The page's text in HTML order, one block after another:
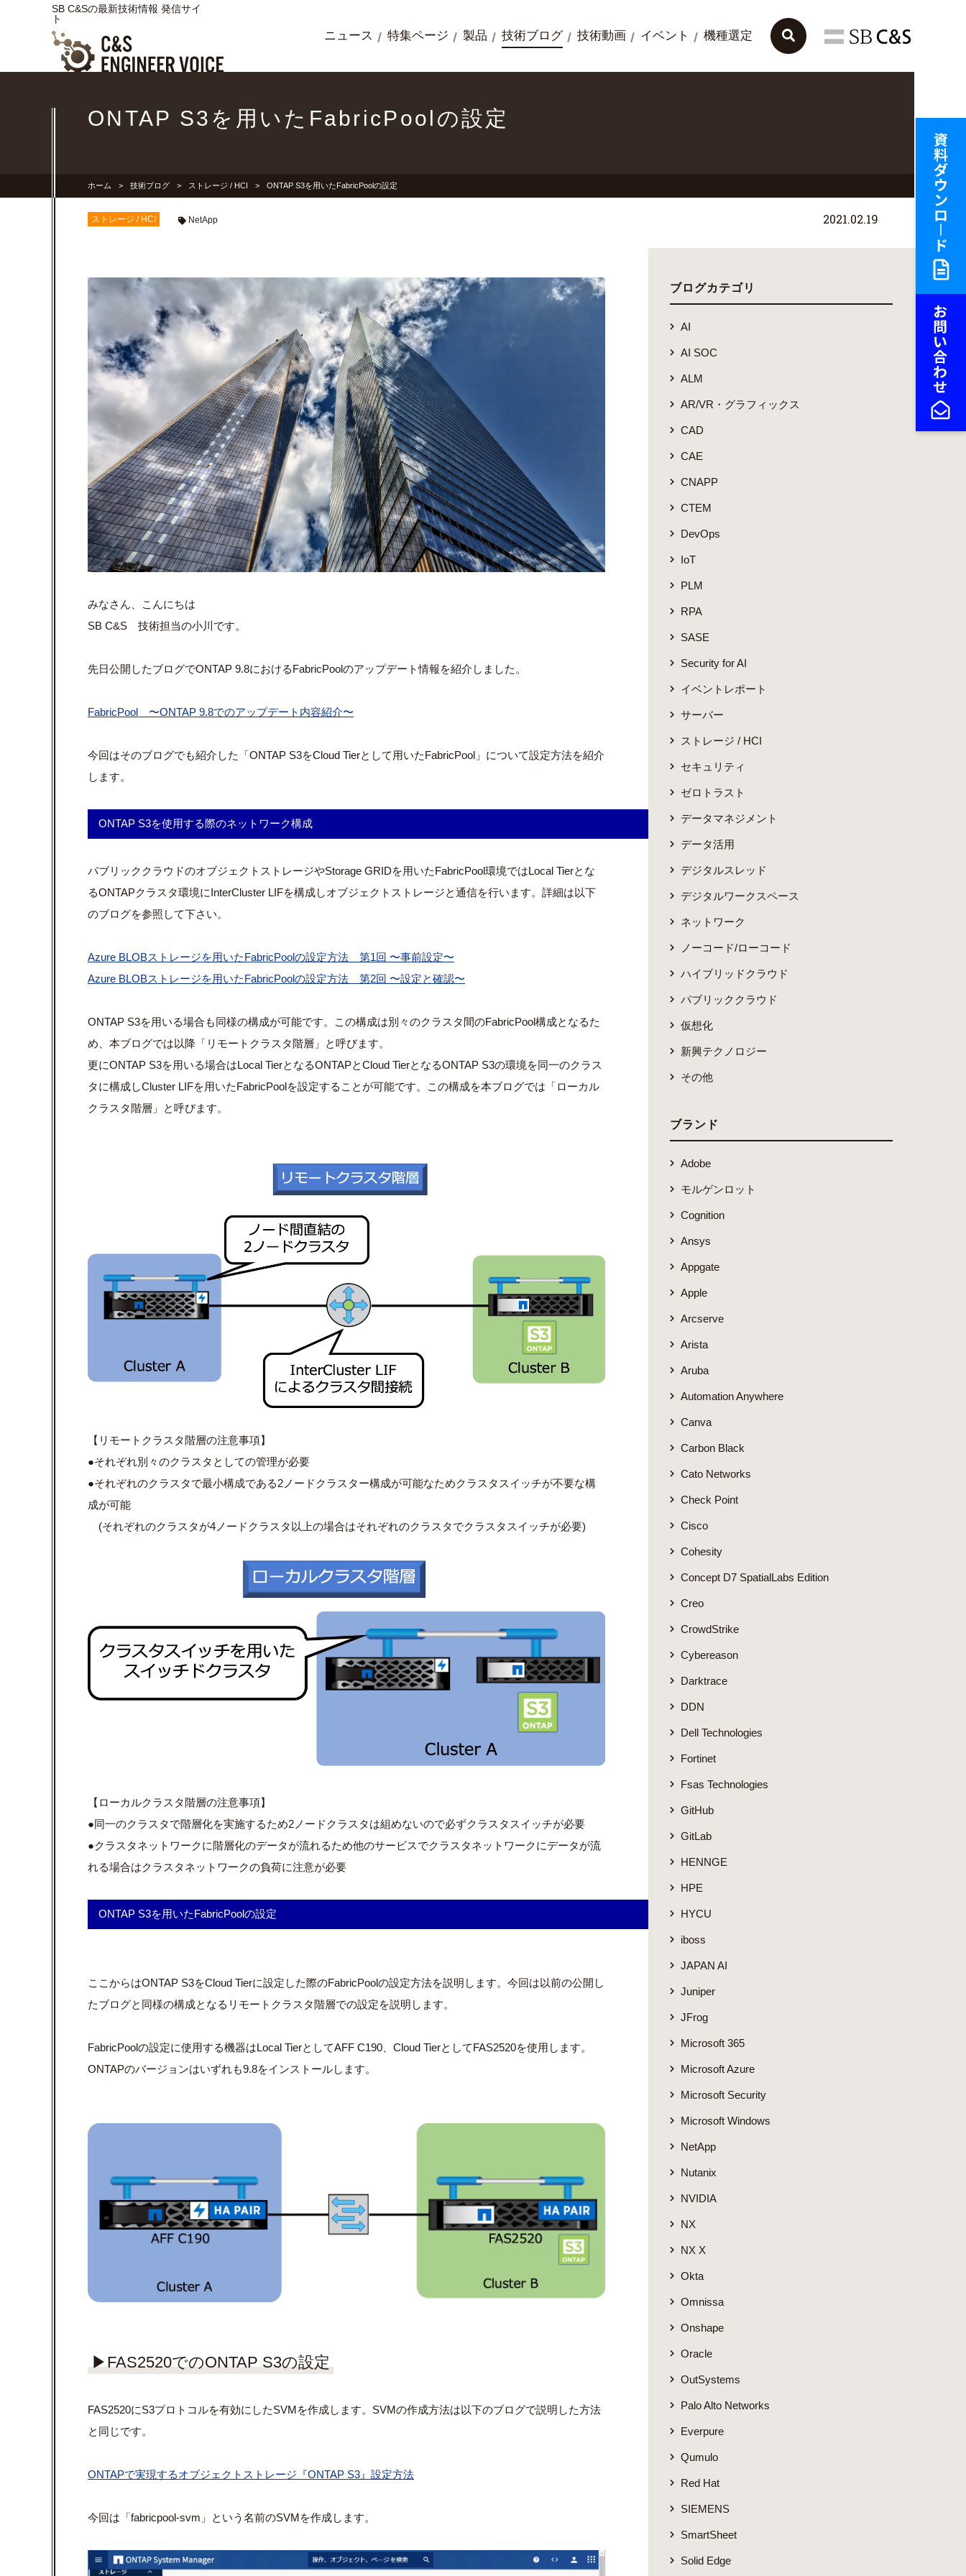
SB C&Sの最新技術情報 発信サイ
ト
ニュース 特集ページ 製品 技術ブログ 技術動画 イベント 機種選定
ONTAP S3を用いたFabricPoolの設定
ホーム 技術ブログ ストレージ / HCI ONTAP S3を用いたFabricPoolの設定
ストレージ / HCI NetApp 2021.02.19
みなさん、こんにちは
SB C&S 技術担当の小川です。
先日公開したブログでONTAP 9.8におけるFabricPoolのアップデート情報を紹介しました。
FabricPool 〜ONTAP 9.8でのアップデート内容紹介〜
今回はそのブログでも紹介した「ONTAP S3をCloud Tierとして用いたFabricPool」について設定方法を紹介
します。
ONTAP S3を使用する際のネットワーク構成
パブリッククラウドのオブジェクトストレージやStorage GRIDを用いたFabricPool環境ではLocal Tierとな
るONTAPクラスタ環境にInterCluster LIFを構成しオブジェクトストレージと通信を行います。詳細は以下
のブログを参照して下さい。
Azure BLOBストレージを用いたFabricPoolの設定方法 第1回 〜事前設定〜
Azure BLOBストレージを用いたFabricPoolの設定方法 第2回 〜設定と確認〜
ONTAP S3を用いる場合も同様の構成が可能です。この構成は別々のクラスタ間のFabricPool構成となるた
め、本ブログでは以降「リモートクラスタ階層」と呼びます。
更にONTAP S3を用いる場合はLocal TierとなるONTAPとCloud TierとなるONTAP S3の環境を同一のクラス
タに構成しCluster LIFを用いたFabricPoolを設定することが可能です。この構成を本ブログでは「ローカル
クラスタ階層」と呼びます。
【リモートクラスタ階層の注意事項】
●それぞれ別々のクラスタとしての管理が必要
●それぞれのクラスタで最小構成である2ノードクラスター構成が可能なためクラスタスイッチが不要な構
成が可能
(それぞれのクラスタが4ノードクラスタ以上の場合はそれぞれのクラスタでクラスタスイッチが必要)
【ローカルクラスタ階層の注意事項】
●同一のクラスタで階層化を実施するため2ノードクラスタは組めないので必ずクラスタスイッチが必要
●クラスタネットワークに階層化のデータが流れるため他のサービスでクラスタネットワークにデータが流
れる場合はクラスタネットワークの負荷に注意が必要
ONTAP S3を用いたFabricPoolの設定
ここからはONTAP S3をCloud Tierに設定した際のFabricPoolの設定方法を説明します。今回は以前の公開し
たブログと同様の構成となるリモートクラスタ階層での設定を説明します。
FabricPoolの設定に使用する機器はLocal TierとしてAFF C190、Cloud TierとしてFAS2520を使用します。
ONTAPのバージョンはいずれも9.8をインストールします。
▶FAS2520でのONTAP S3の設定
FAS2520にS3プロトコルを有効にしたSVMを作成します。SVMの作成方法は以下のブログで説明した方法
と同じです。
ONTAPで実現するオブジェクトストレージ『ONTAP S3』設定方法
今回は「fabricpool-svm」という名前のSVMを作成します。
ブログカテゴリ
AI
AI SOC
ALM
AR/VR・グラフィックス
CAD
CAE
CNAPP
CTEM
DevOps
IoT
PLM
RPA
SASE
Security for AI
イベントレポート
サーバー
ストレージ / HCI
セキュリティ
ゼロトラスト
データマネジメント
データ活用
デジタルスレッド
デジタルワークスペース
ネットワーク
ノーコード/ローコード
ハイブリッドクラウド
パブリッククラウド
仮想化
新興テクノロジー
その他
ブランド
Adobe
モルゲンロット
Cognition
Ansys
Appgate
Apple
Arcserve
Arista
Aruba
Automation Anywhere
Canva
Carbon Black
Cato Networks
Check Point
Cisco
Cohesity
Concept D7 SpatialLabs Edition
Creo
CrowdStrike
Cybereason
Darktrace
DDN
Dell Technologies
Fortinet
Fsas Technologies
GitHub
GitLab
HENNGE
HPE
HYCU
iboss
JAPAN AI
Juniper
JFrog
Microsoft 365
Microsoft Azure
Microsoft Security
Microsoft Windows
NetApp
Nutanix
NVIDIA
NX
NX X
Okta
Omnissa
Onshape
Oracle
OutSystems
Palo Alto Networks
Everpure
Qumulo
Red Hat
SIEMENS
SmartSheet
Solid Edge